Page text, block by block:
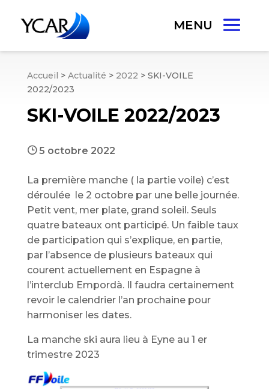
Accueil > Actualité > 2022 > SKI-VOILE
2022/2023
SKI-VOILE 2022/2023
}5 octobre 2022
La première manche ( la partie voile) c’est
déroulée le 2 octobre par une belle journée.
Petit vent, mer plate, grand soleil. Seuls
quatre bateaux ont participé. Un faible taux
de participation qui s’explique, en partie,
par l’absence de plusieurs bateaux qui
courent actuellement en Espagne à
l’interclub Empordà. Il faudra certainement
revoir le calendrier l’an prochaine pour
harmoniser les dates.
La manche ski aura lieu à Eyne au 1 er
trimestre 2023